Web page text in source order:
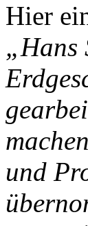
Hier
„Hans
und